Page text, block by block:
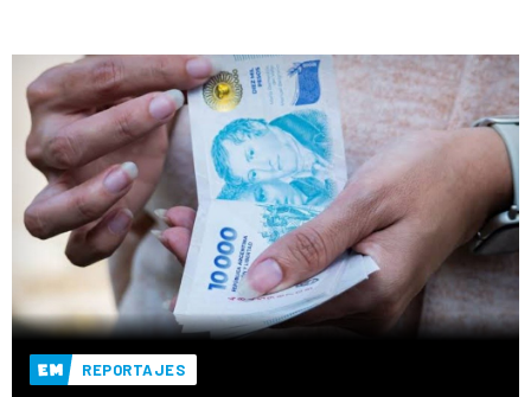
REPORTAJES